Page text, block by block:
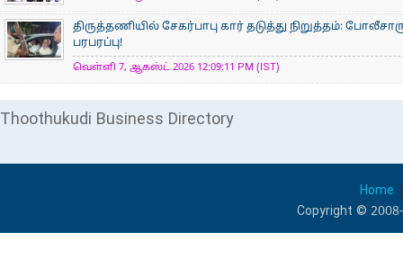
திருத்தணியில் சேகர்பாபு கார் தடுத்து நிறுத்தம்:
பரபரப்பு!
வெள்ளி 7, ஆகஸ்ட் 2026 12:09:11 PM (IST)
Thoothukudi Business Directory
Home
Copyright ©